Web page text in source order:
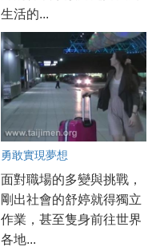
生活的...
勇敢實現夢想
面對職場的多變與挑戰，
剛出社會的舒婷就得獨立
作業，甚至隻身前往世界
各地...